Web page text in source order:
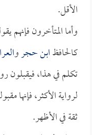
الأقل.
وأما المتأخرون فإنهم
كالحافظابن حجرو
تكلم في هذا، فيقبلون
لرواية الأكثر، فإنها
ثقة في الأظهر.